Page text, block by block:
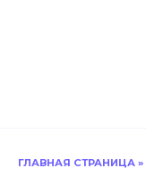
ГЛАВНАЯ СТРАНИЦА »